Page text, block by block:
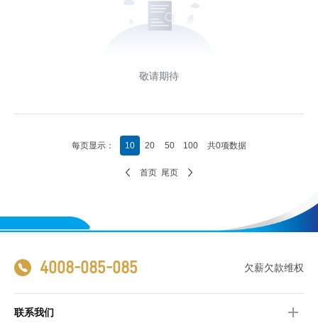
敬请期待
每页显示： 10 20 50 100 共0项数据
首页 尾页
4008-085-085 欠薪欠款维权
联系我们